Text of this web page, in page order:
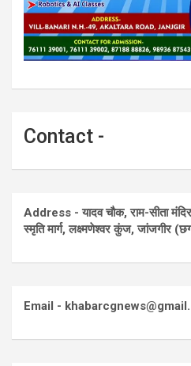
Contact -
Address - यादव चौक, राम-सीता
स्मृति मार्ग, लक्ष्मणेश्वर कुंज, जांजगीर
Email -